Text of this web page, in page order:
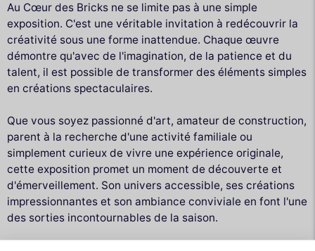
Au Cœur des Bricks ne se limite pas à une simple
exposition. C'est une véritable invitation à redécouvrir la
créativité sous une forme inattendue. Chaque œuvre
démontre qu'avec de l'imagination, de la patience et du
talent, il est possible de transformer des éléments simples
en créations spectaculaires.
Que vous soyez passionné d'art, amateur de construction,
parent à la recherche d'une activité familiale ou
simplement curieux de vivre une expérience originale,
cette exposition promet un moment de découverte et
d'émerveillement. Son univers accessible, ses créations
impressionnantes et son ambiance conviviale en font l'une
des sorties incontournables de la saison.